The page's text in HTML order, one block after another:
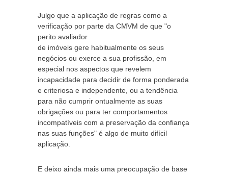
Julgo que a aplicação de regras como a
verificação por parte da CMVM de que "o
perito avaliador
de imóveis gere habitualmente os seus
negócios ou exerce a sua profissão, em
especial nos aspectos que revelem
incapacidade para decidir de forma ponderada
e criteriosa e independente, ou a tendência
para não cumprir ontualmente as suas
obrigações ou para ter comportamentos
incompatíveis com a preservação da confiança
nas suas funções" é algo de muito difícil
aplicação.
E deixo ainda mais uma preocupação de base